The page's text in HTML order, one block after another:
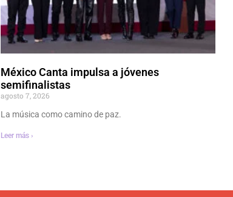
México Canta impulsa a jóvenes
semifinalistas
agosto 7, 2026
La música como camino de paz.
Leer más ›